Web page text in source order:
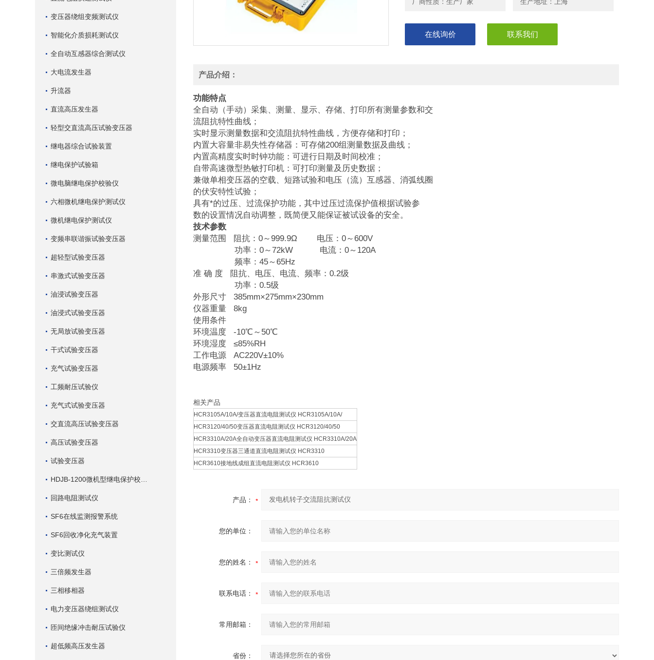
变压器绕组变频测试仪
智能化介质损耗测试仪
全自动互感器综合测试仪
大电流发生器
升流器
直流高压发生器
轻型交直流高压试验变压器
继电器综合试验装置
继电保护试验箱
微电脑继电保护校验仪
六相微机继电保护测试仪
微机继电保护测试仪
变频串联谐振试验变压器
超轻型试验变压器
串激式试验变压器
油浸试验变压器
油浸式试验变压器
无局放试验变压器
干式试验变压器
充气试验变压器
工频耐压试验仪
充气式试验变压器
交直流高压试验变压器
高压试验变压器
试验变压器
回路电阻测试仪
SF6在线监测报警系统
SF6回收净化充气装置
变比测试仪
三倍频发生器
三相移相器
电力变压器绕组测试仪
匝间绝缘冲击耐压试验仪
超低频高压发生器
在线询价 联系我们
产品介绍：
功能特点
全自动（手动）采集、测量、显示、存储、打印所有测量参数和交
流阻抗特性曲线；
实时显示测量数据和交流阻抗特性曲线，方便存储和打印；
内置大容量非易失性存储器：可存储200组测量数据及曲线；
内置高精度实时时钟功能：可进行日期及时间校准；
自带高速微型热敏打印机：可打印测量及历史数据；
兼做单相变压器的空载、短路试验和电压（流）互感器、消弧线圈
的伏安特性试验；
具有*的过压、过流保护功能，其中过压过流保护值根据试验参
数的设置情况自动调整，既简便又能保证被试设备的安全。
技术参数
测量范围 阻抗：0～999.9Ω 电压：0～600V
功率：0～72kW 电流：0～120A
频率：45～65Hz
准 确 度 阻抗、电压、电流、频率：0.2级
功率：0.5级
外形尺寸 385mm×275mm×230mm
仪器重量 8kg
使用条件
环境温度 -10℃～50℃
环境湿度 ≤85%RH
工作电源 AC220V±10%
电源频率 50±1Hz
相关产品
HCR3105A/10A/变压器直流电阻测试仪 HCR3105A/10A/
HCR3120/40/50变压器直流电阻测试仪 HCR3120/40/50
HCR3310A/20A全自动变压器直流电阻测试仪 HCR3310A/20A
HCR3310变压器三通道直流电阻测试仪 HCR3310
HCR3610接地线成组直流电阻测试仪 HCR3610
产品：
您的单位：
您的姓名：
联系电话：
常用邮箱：
省份：